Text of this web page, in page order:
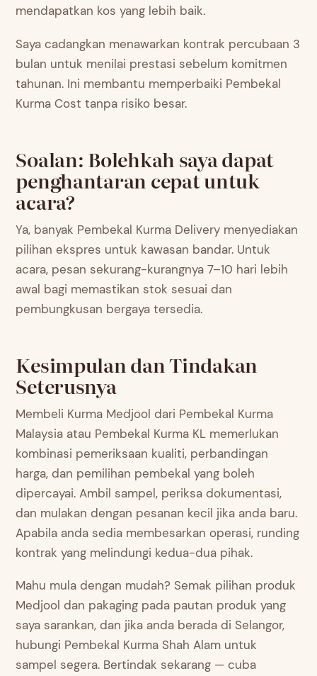
mendapatkan kos yang lebih baik.
Saya cadangkan menawarkan kontrak percubaan 3
bulan untuk menilai prestasi sebelum komitmen
tahunan. Ini membantu memperbaiki Pembekal
Kurma Cost tanpa risiko besar.
Soalan: Bolehkah saya dapat
penghantaran cepat untuk
acara?
Ya, banyak Pembekal Kurma Delivery menyediakan
pilihan ekspres untuk kawasan bandar. Untuk
acara, pesan sekurang-kurangnya 7–10 hari lebih
awal bagi memastikan stok sesuai dan
pembungkusan bergaya tersedia.
Kesimpulan dan Tindakan
Seterusnya
Membeli Kurma Medjool dari Pembekal Kurma
Malaysia atau Pembekal Kurma KL memerlukan
kombinasi pemeriksaan kualiti, perbandingan
harga, dan pemilihan pembekal yang boleh
dipercayai. Ambil sampel, periksa dokumentasi,
dan mulakan dengan pesanan kecil jika anda baru.
Apabila anda sedia membesarkan operasi, runding
kontrak yang melindungi kedua-dua pihak.
Mahu mula dengan mudah? Semak pilihan produk
Medjool dan pakaging pada pautan produk yang
saya sarankan, dan jika anda berada di Selangor,
hubungi Pembekal Kurma Shah Alam untuk
sampel segera. Bertindak sekarang — cuba